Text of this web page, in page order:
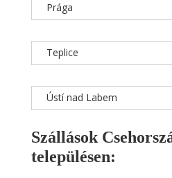
Prága
Teplice
Ústí nad Labem
Szállások
településen: